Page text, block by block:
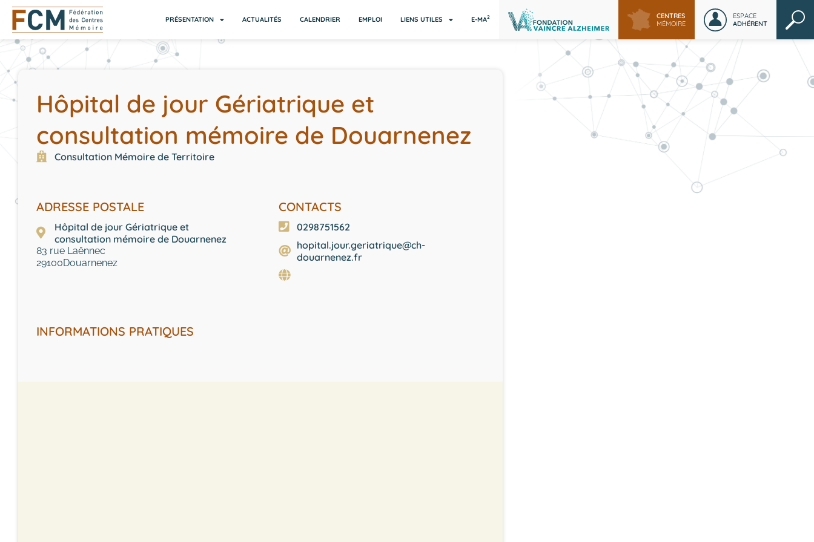
PRÉSENTATION ACTUALITÉS CALENDRIER EMPLOI LIENS UTILES E-MA2
CENTRES
MÉMOIRE
ESPACE
ADHÉRENT
Hôpital de jour Gériatrique et
consultation mémoire de Douarnenez
Consultation Mémoire de Territoire
ADRESSE POSTALE
Hôpital de jour Gériatrique et
consultation mémoire de Douarnenez
83 rue Laënnec
29100Douarnenez
CONTACTS
0298751562
hopital.jour.geriatrique@ch-
douarnenez.fr
INFORMATIONS PRATIQUES